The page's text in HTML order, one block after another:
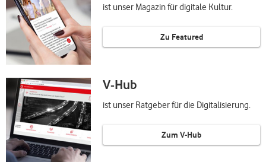
ist unser Magazin für digitale Kultur.
Zu Featured
V-Hub
ist unser Ratgeber für die Digitalisierung.
Zum V-Hub